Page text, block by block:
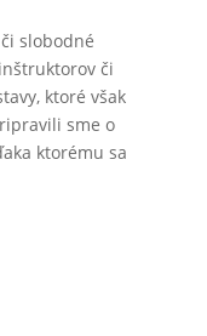
slobodné
či
ktoré však
sme o
ktorému sa